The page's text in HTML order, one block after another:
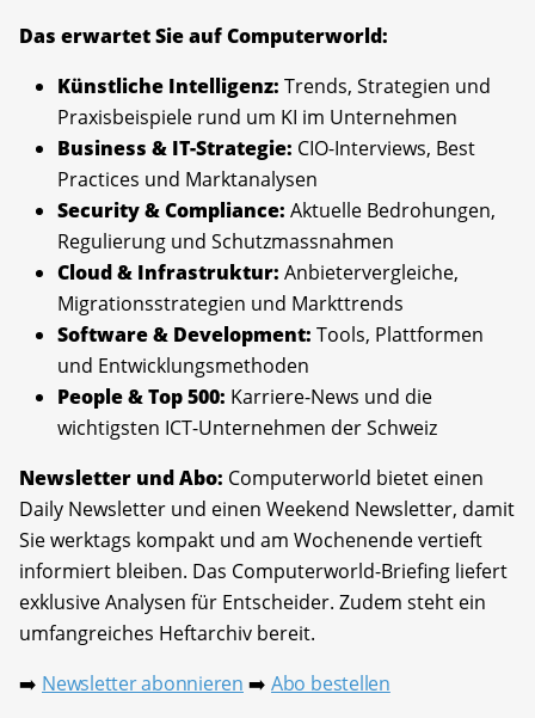
Das erwartet Sie auf Computerworld:
Künstliche Intelligenz: Trends, Strategien und
Praxisbeispiele rund um KI im Unternehmen
Business & IT-Strategie: CIO-Interviews, Best
Practices und Marktanalysen
Security & Compliance: Aktuelle Bedrohungen,
Regulierung und Schutzmassnahmen
Cloud & Infrastruktur: Anbietervergleiche,
Migrationsstrategien und Markttrends
Software & Development: Tools, Plattformen
und Entwicklungsmethoden
People & Top 500: Karriere-News und die
wichtigsten ICT-Unternehmen der Schweiz
Newsletter und Abo: Computerworld bietet einen
Daily Newsletter und einen Weekend Newsletter, damit
Sie werktags kompakt und am Wochenende vertieft
informiert bleiben. Das Computerworld-Briefing liefert
exklusive Analysen für Entscheider. Zudem steht ein
umfangreiches Heftarchiv bereit.
➡️ Newsletter abonnieren ➡️ Abo bestellen